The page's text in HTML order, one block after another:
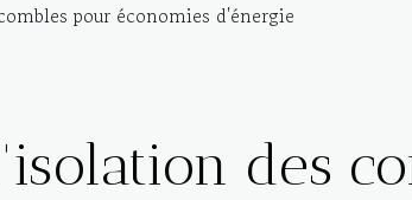
pour économies d'énergie
des